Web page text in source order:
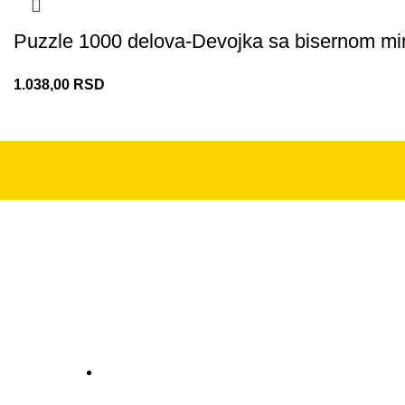
Puzzle 1000 delova-Devojka sa bisernom
1.038,00 RSD